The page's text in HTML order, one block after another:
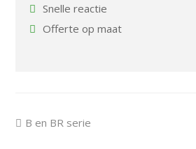
Snelle reactie
Offerte op maat
previous
B en BR serie